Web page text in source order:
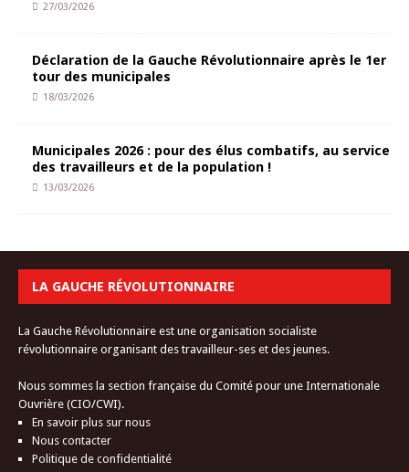
27/03/2026
Déclaration de la Gauche Révolutionnaire après le 1er
tour des municipales
18/03/2026
Municipales 2026 : pour des élus combatifs, au service
des travailleurs et de la population !
13/03/2026
LA GAUCHE RÉVOLUTIONNAIRE
La Gauche Révolutionnaire est une organisation socialiste
révolutionnaire organisant des travailleur-ses et des jeunes.
Nous sommes la section française du Comité pour une Internationale
Ouvrière (CIO/CWI).
En savoir plus sur nous
Nous contacter
Politique de confidentialité